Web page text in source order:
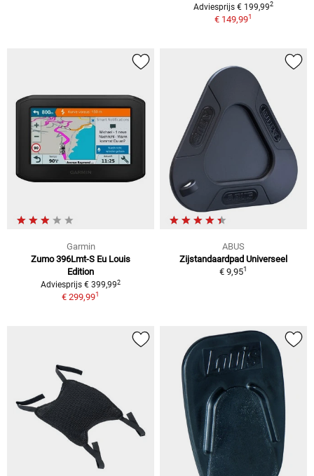
Adviesprijs € 199,992
€ 149,991
Garmin
Zumo 396Lmt-S Eu Louis
Edition
Adviesprijs € 399,992
€ 299,991
ABUS
Zijstandaardpad Universeel
€ 9,951